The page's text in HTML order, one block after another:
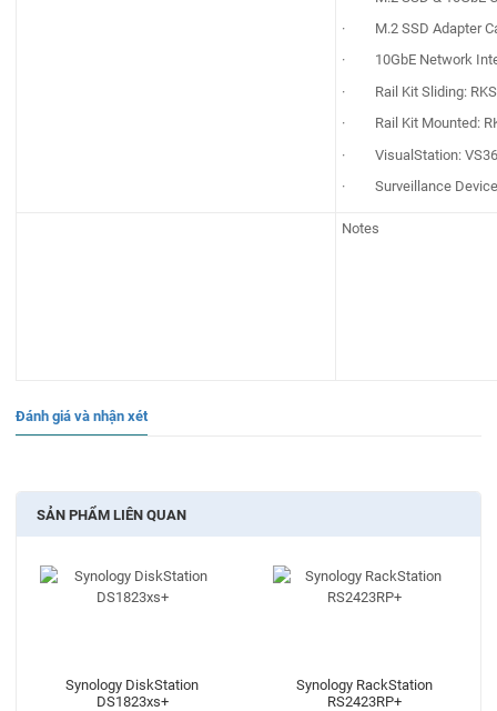
· M.2 SSD Adapter
· 10GbE Network
· Rail Kit Sliding:
· Rail Kit Mounted:
· VisualStation:
· Surveillance Device
Notes
Đánh giá và nhận xét
SẢN PHẨM LIÊN QUAN
Synology DiskStation
DS1823xs+
Synology RackStation
RS2423RP+